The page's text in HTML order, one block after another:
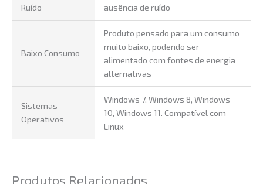
Ruído
ausência de ruído
Baixo Consumo
Produto pensado para um consumo
muito baixo, podendo ser
alimentado com fontes de energia
alternativas
Sistemas
Operativos
Windows 7, Windows 8, Windows
10, Windows 11. Compatível com
Linux
Produtos Relacionados